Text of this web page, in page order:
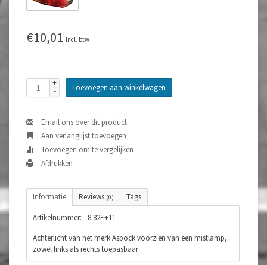
€10,01 Incl. btw
+
-
Toevoegen aan winkelwagen
Email ons over dit product
Aan verlanglijst toevoegen
Toevoegen om te vergelijken
Afdrukken
Informatie Reviews (0) Tags
Artikelnummer:
8.82E+11
Achterlicht van het merk Aspöck voorzien van een mistlamp,
zowel links als rechts toepasbaar